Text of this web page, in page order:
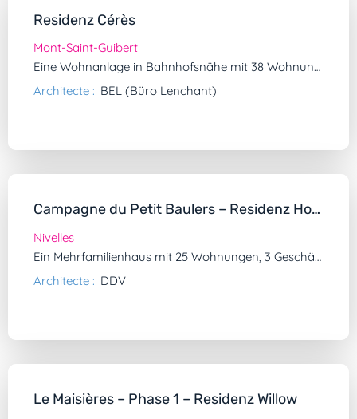
Residenz Cérès
Mont-Saint-Guibert
Eine Wohnanlage in Bahnhofsnähe mit 38 Wohnungen und drei Etagen mit Gewerbeflächen.
Architecte : BEL (Büro Lenchant)
Campagne du Petit Baulers – Residenz Horta
Nivelles
Ein Mehrfamilienhaus mit 25 Wohnungen, 3 Geschäften und einer voll ausgestatteten Kindertagesstätte.
Architecte : DDV
Le Maisières – Phase 1 – Residenz Willow